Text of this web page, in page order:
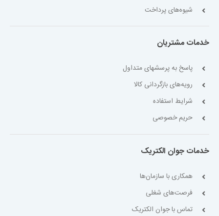
شیوه‌های پرداخت
خدمات مشتریان
پاسخ به پرسشهای متداول
رویه‌های بازگردانی کالا
شرایط استفاده
حریم خصوصی
خدمات جوان الکتریک
همکاری با سازمان‌ها
فرصت‌های شغلی
تماس با جوان الکتریک